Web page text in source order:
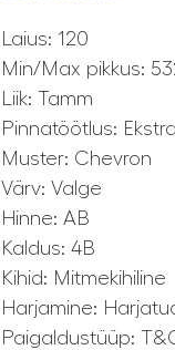
Laius: 120
Min/Max pikkus:
Liik: Tamm
Pinnatöötlus:
Muster: Chevron
Värv: Valge
Hinne: AB
Kaldus: 4B
Kihid: Mitmekihiline
Harjamine:
Paigaldustüüp: